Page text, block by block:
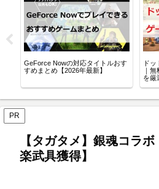
GeForce Nowの対応タイトルおす
すめまとめ【2026年最新】
ド
｜
を厳
PR
【タガタメ】銀魂コラ
楽武具獲得】